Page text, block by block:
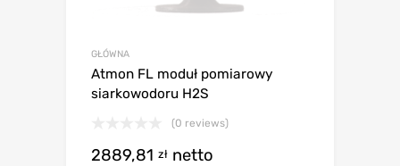
GŁÓWNA
Atmon FL moduł pomiarowy
siarkowodoru H2S
(0 reviews)
2889,81 zł netto